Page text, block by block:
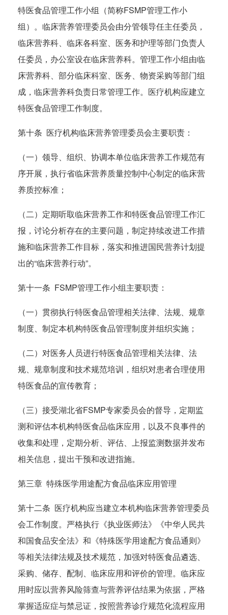
特医食品管理工作小组（简称FSMP管理工作小
组）。临床营养管理委员会由分管领导任主任委员，
临床营养科、临床各科室、医务和护理等部门负责人
任委员，办公室设在临床营养科。管理工作小组由临
床营养科、部分临床科室、医务、物资采购等部门组
成，临床营养科负责日常管理工作。医疗机构应建立
特医食品管理工作制度。
第十条 医疗机构临床营养管理委员会主要职责：
（一）领导、组织、协调本单位临床营养工作规范有
序开展，执行省临床营养质量控制中心制定的临床营
养质控标准；
（二）定期听取临床营养工作和特医食品管理工作汇
报，讨论分析存在的主要问题，制定持续改进工作措
施和临床营养工作目标，落实和推进国民营养计划提
出的“临床营养行动”。
第十一条 FSMP管理工作小组主要职责：
（一）贯彻执行特医食品管理相关法律、法规、规章
制度、制定本机构特医食品管理制度并组织实施；
（二）对医务人员进行特医食品管理相关法律、法
规、规章制度和技术规范培训，组织对患者合理使用
特医食品的宣传教育；
（三）接受湖北省FSMP专家委员会的督导，定期监
测和评估本机构特医食品临床应用，以及不良事件的
收集和处理，定期分析、评估、上报监测数据并发布
相关信息，提出干预和改进指施。
第三章 特殊医学用途配方食品临床应用管理
第十二条 医疗机构应当建立本机构临床营养管理委员
会工作制度。严格执行《执业医师法》《中华人民共
和国食品安全法》和《特殊医学用途配方食品通则》
等相关法律法规及技术规范，加强对特医食品遴选、
采购、储存、配制、临床应用和评价的管理。临床应
用时应以营养风险筛查与营养评估结果为依据，严格
掌握适应症与禁忌证，按照营养诊疗规范化流程应用